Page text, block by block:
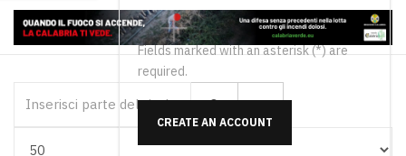
Fields marked with an asterisk (*) are
required.
CREATE AN ACCOUNT